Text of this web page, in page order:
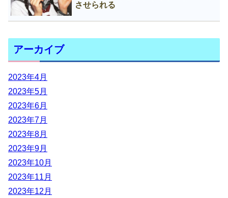
させられる
アーカイブ
2023年4月
2023年5月
2023年6月
2023年7月
2023年8月
2023年9月
2023年10月
2023年11月
2023年12月